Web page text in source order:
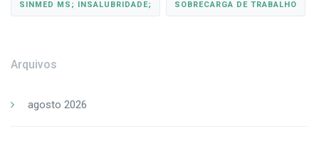
SINMED MS; INSALUBRIDADE; SOBRECARGA DE TRABALHO
Arquivos
agosto 2026